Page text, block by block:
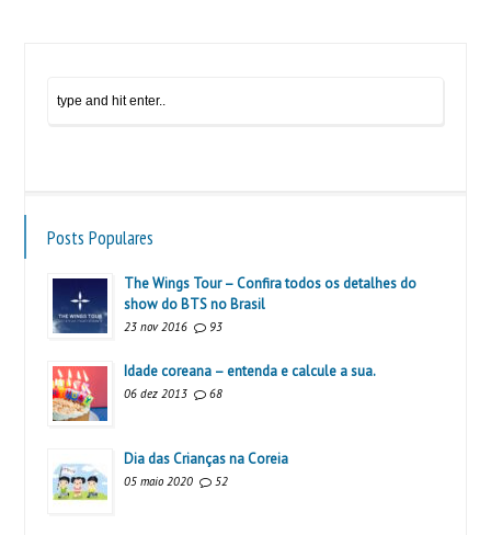
Posts Populares
The Wings Tour – Confira todos os detalhes do
show do BTS no Brasil
23 nov 2016 93
Idade coreana – entenda e calcule a sua.
06 dez 2013 68
Dia das Crianças na Coreia
05 maio 2020 52